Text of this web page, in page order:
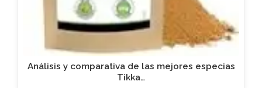
Análisis y comparativa de las mejores especias
Tikka…